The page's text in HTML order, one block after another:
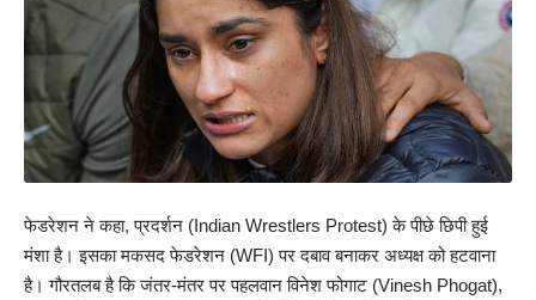
फेडरेशन ने कहा, प्रदर्शन (Indian Wrestlers Protest) के पीछे छिपी हुई
मंशा है। इसका मकसद फेडरेशन (WFI) पर दबाव बनाकर अध्यक्ष को हटवाना
है। गौरतलब है कि जंतर-मंतर पर पहलवान विनेश फोगाट (Vinesh Phogat),